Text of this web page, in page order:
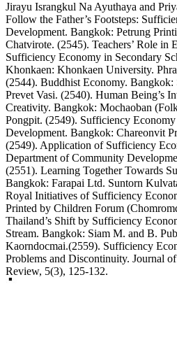
Jirayu Israngkul Na Ayuthaya and
Follow the Father’s Footsteps:
Development. Bangkok: Petrung
Chatvirote. (2545). Teachers’ Role in
Sufficiency Economy in Secondary
Khonkaen: Khonkaen University.
(2544). Buddhist Economy.
Prevet Vasi. (2540). Human Being’s
Creativity. Bangkok: Mochaoban
Pongpit. (2549). Sufficiency Economy
Development. Bangkok: Chareonvit
(2549). Application of Sufficiency
Department of Community
(2551). Learning Together Towards
Bangkok: Farapai Ltd. Suntorn
Royal Initiatives of Sufficiency
Printed by Children Forum
Thailand’s Shift by Sufficiency
Stream. Bangkok: Siam M. and B.
Kaorndocmai.(2559). Sufficiency
Problems and Discontinuity. Journal
Review, 5(3), 125-132.